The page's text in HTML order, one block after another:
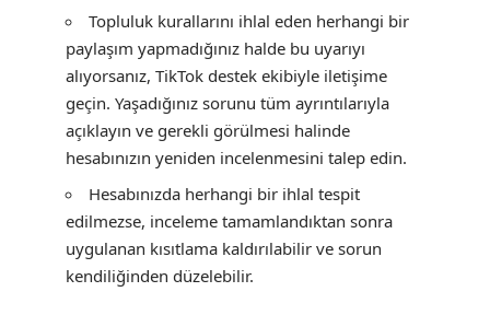
Topluluk kurallarını ihlal eden herhangi bir
paylaşım yapmadığınız halde bu uyarıyı
alıyorsanız, TikTok destek ekibiyle iletişime
geçin. Yaşadığınız sorunu tüm ayrıntılarıyla
açıklayın ve gerekli görülmesi halinde
hesabınızın yeniden incelenmesini talep edin.
Hesabınızda herhangi bir ihlal tespit
edilmezse, inceleme tamamlandıktan sonra
uygulanan kısıtlama kaldırılabilir ve sorun
kendiliğinden düzelebilir.